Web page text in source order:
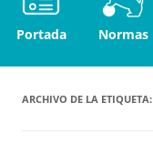
Portada Normas
ARCHIVO DE LA ETIQUETA: